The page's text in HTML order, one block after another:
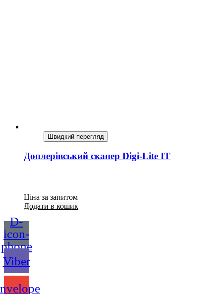
Швидкий перегляд
Доплерівський сканер Digi-Lite IT
Ціна за запитом
Додати в кошик
D-
icon-
phone
Viber